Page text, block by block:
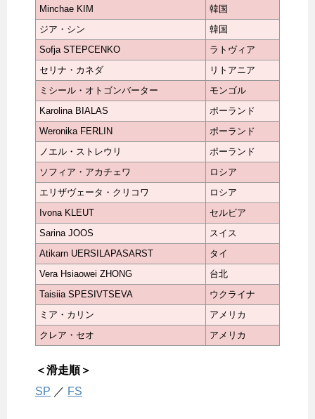
Minchae KIM
韓国
ジア・シン
韓国
Sofja STEPCENKO
ラトヴィア
セリナ・カネダ
リトアニア
ミシール・オトゴンバーター
モンゴル
Karolina BIALAS
ポーランド
Weronika FERLIN
ポーランド
ノエル・ストレウリ
ポーランド
ソフィア・アカチェワ
ロシア
エリザヴェータ・クリコワ
ロシア
Ivona KLEUT
セルビア
Sarina JOOS
スイス
Atikarn UERSILAPASARST
タイ
Vera Hsiaowei ZHONG
台北
Taisiia SPESIVTSEVA
ウクライナ
ミア・カリン
アメリカ
クレア・セオ
アメリカ
＜滑走順＞
SP ／ FS